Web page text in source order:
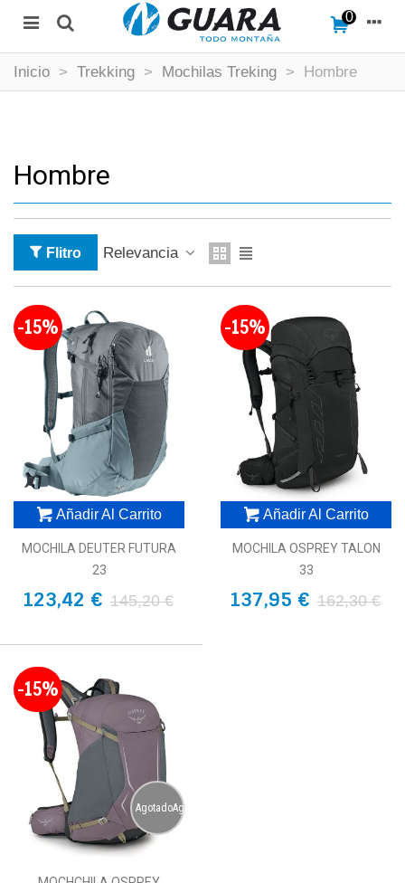
0
Inicio > Trekking > Mochilas Treking > Hombre
Hombre
Flitro Relevancia
-15%
Añadir Al Carrito
MOCHILA DEUTER FUTURA
23
123,42 € 145,20 €
-15%
Añadir Al Carrito
MOCHILA OSPREY TALON
33
137,95 € 162,30 €
AgotadoAgotado
-15%